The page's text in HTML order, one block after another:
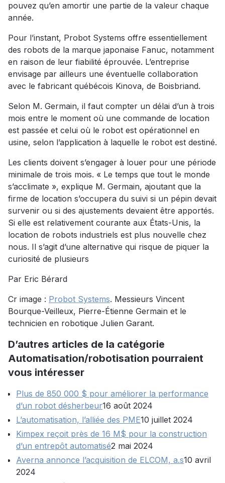
pouvez qu’en amortir une partie de la valeur chaque
année.
Pour l’instant, Probot Systems offre essentiellement
des robots de la marque japonaise Fanuc, notamment
en raison de leur fiabilité éprouvée. L’entreprise
envisage par ailleurs une éventuelle collaboration
avec le fabricant québécois Kinova, de Boisbriand.
Selon M. Germain, il faut compter un délai d’un à trois
mois entre le moment où une commande de location
est passée et celui où le robot est opérationnel en
usine, selon l’application à laquelle le robot est destiné.
Les clients doivent s’engager à louer pour une période
minimale de trois mois. « Le temps que tout le monde
s’acclimate », explique M. Germain, ajoutant que la
firme de location s’occupera du suivi si un pépin devait
survenir ou si des ajustements devaient être apportés.
Si elle est relativement courante aux États-Unis, la
location de robots industriels est plus nouvelle chez
nous. Il s’agit d’une alternative qui risque de piquer la
curiosité de plusieurs
Par Eric Bérard
Cr image : Probot Systems. Messieurs Vincent
Bourque-Veilleux, Pierre-Étienne Germain et le
technicien en robotique Julien Garant.
D’autres articles de la catégorie
Automatisation/robotisation pourraient
vous intéresser
Plus de 850 000 $ pour améliorer la performance
d’un robot désherbeur16 août 2024
L’automatisation, l’alliée des PME10 juillet 2024
Kimpex reçoit près de 16 M$ pour la construction
d’un entrepôt automatisé2 mai 2024
Averna annonce l’acquisition de ELCOM, a.s10 avril
2024